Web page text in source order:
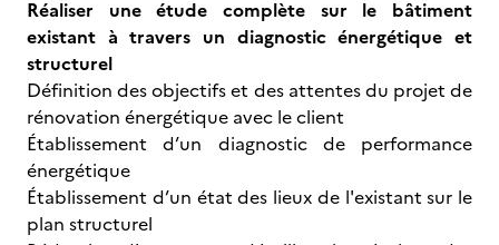
Réaliser une étude complète sur le bâtiment
existant à travers un diagnostic énergétique et
structurel
Définition des objectifs et des attentes du projet de
rénovation énergétique avec le client
Établissement d’un diagnostic de performance
énergétique
Établissement d’un état des lieux de l'existant sur le
plan structurel